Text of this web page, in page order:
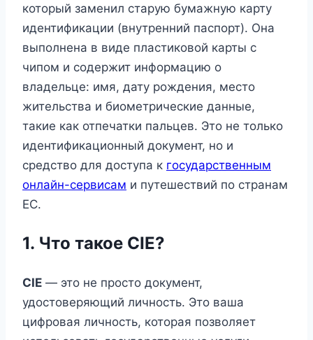
который заменил старую бумажную карту
идентификации (внутренний паспорт). Она
выполнена в виде пластиковой карты с
чипом и содержит информацию о
владельце: имя, дату рождения, место
жительства и биометрические данные,
такие как отпечатки пальцев. Это не только
идентификационный документ, но и
средство для доступа к государственным
онлайн-сервисам и путешествий по странам
ЕС.
1. Что такое CIE?
CIE — это не просто документ,
удостоверяющий личность. Это ваша
цифровая личность, которая позволяет